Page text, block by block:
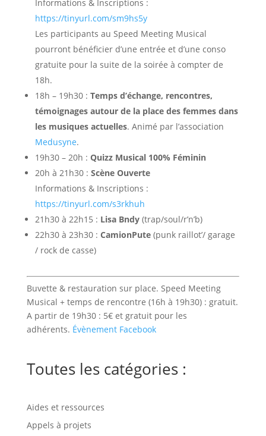
Informations & Inscriptions :
https://tinyurl.com/sm9hs5y
Les participants au Speed Meeting Musical
pourront bénéficier d’une entrée et d’une conso
gratuite pour la suite de la soirée à compter de
18h.
18h – 19h30 : Temps d’échange, rencontres,
témoignages autour de la place des femmes dans
les musiques actuelles. Animé par l’association
Medusyne.
19h30 – 20h : Quizz Musical 100% Féminin
20h à 21h30 : Scène Ouverte
Informations & Inscriptions :
https://tinyurl.com/s3rkhuh
21h30 à 22h15 : Lisa Bndy(trap/soul/r’n’b)
22h30 à 23h30 : CamionPute(punk raillot’/ garage
/ rock de casse)
Buvette & restauration sur place. Speed Meeting
Musical + temps de rencontre (16h à 19h30) : gratuit.
A partir de 19h30 : 5€ et gratuit pour les
adhérents. Évènement Facebook
Toutes les catégories :
Aides et ressources
Appels à projets